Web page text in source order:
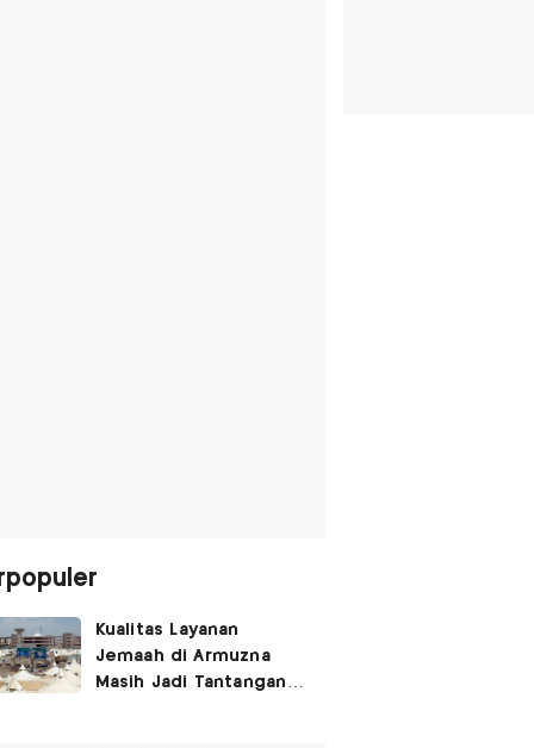
Kualitas Layanan
Jemaah di Armuzna
Masih Jadi Tantangan